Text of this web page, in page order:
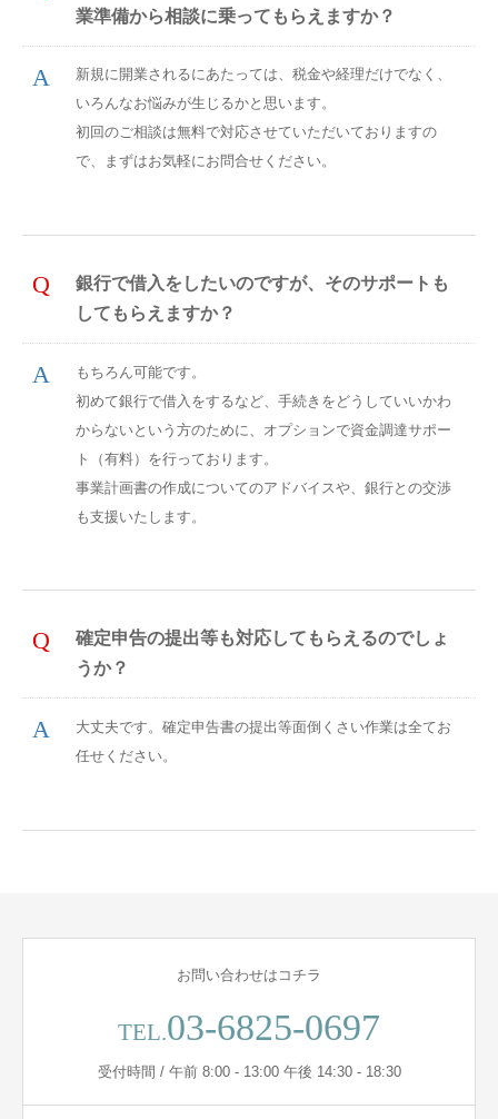
業準備から相談に乗ってもらえますか？
新規に開業されるにあたっては、税金や経理だけでなく、
いろんなお悩みが生じるかと思います。
初回のご相談は無料で対応させていただいておりますの
で、まずはお気軽にお問合せください。
銀行で借入をしたいのですが、そのサポートも
してもらえますか？
もちろん可能です。
初めて銀行で借入をするなど、手続きをどうしていいかわ
からないという方のために、オプションで資金調達サポー
ト（有料）を行っております。
事業計画書の作成についてのアドバイスや、銀行との交渉
も支援いたします。
確定申告の提出等も対応してもらえるのでしょ
うか？
大丈夫です。確定申告書の提出等面倒くさい作業は全てお
任せください。
お問い合わせはコチラ
TEL.03-6825-0697
受付時間 / 午前 8:00 - 13:00 午後 14:30 - 18:30